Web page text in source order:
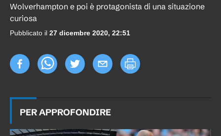
Wolverhampton e poi è protagonista di una situazione
curiosa
Pubblicato il 27 dicembre 2020, 22:51
PER APPROFONDIRE